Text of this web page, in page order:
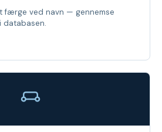
færge ved navn — gennemse
databasen.